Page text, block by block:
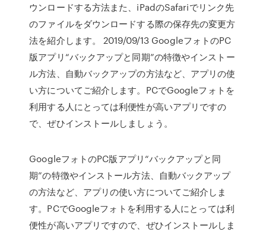
ウンロードする方法また、iPadのSafariでリンク先
のファイルをダウンロードする際の保存先の変更方
法を紹介します。 2019/09/13 GoogleフォトのPC
版アプリ“バックアップと同期”の特徴やインストー
ル方法、自動バックアップの方法など、アプリの使
い方についてご紹介します。PCでGoogleフォトを
利用する人にとっては利便性が高いアプリですの
で、ぜひインストールしましょう。
GoogleフォトのPC版アプリ“バックアップと同
期”の特徴やインストール方法、自動バックアップ
の方法など、アプリの使い方についてご紹介しま
す。PCでGoogleフォトを利用する人にとっては利
便性が高いアプリですので、ぜひインストールしま